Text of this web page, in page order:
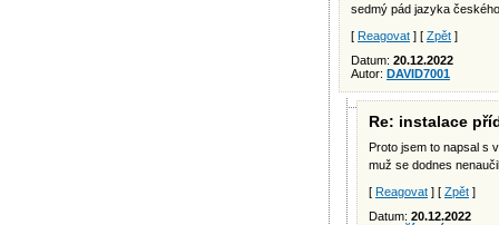
sedmý pád jazyka
[ Reagovat ] [ Zpět ]
Datum: 20.12.2022
Autor: DAVID7001
Re: instalace
Proto jsem to napsal s
muž se dodnes
[ Reagovat ] [ Zpět ]
Datum: 20.12.2022